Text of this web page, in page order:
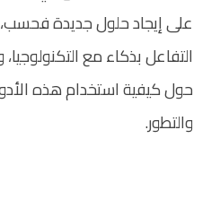
على إيجاد حلول جديدة فحسب،
التفاعل بذكاء مع
حول كيفية استخدام هذه الأدوات
والتطور.